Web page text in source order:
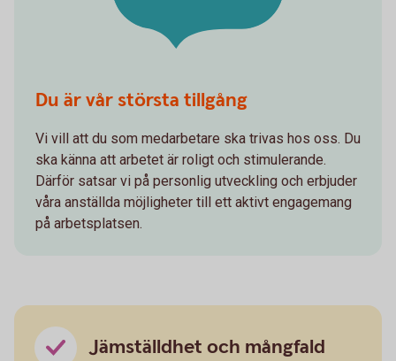
Du är vår största tillgång
Vi vill att du som medarbetare ska trivas hos oss. Du
ska känna att arbetet är roligt och stimulerande.
Därför satsar vi på personlig utveckling och erbjuder
våra anställda möjligheter till ett aktivt engagemang
på arbetsplatsen.
Jämställdhet och mångfald